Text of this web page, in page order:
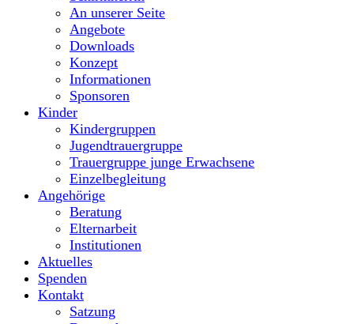
An unserer Seite
Angebote
Downloads
Konzept
Informationen
Sponsoren
Kinder
Kindergruppen
Jugendtrauergruppe
Trauergruppe junge Erwachsene
Einzelbegleitung
Angehörige
Beratung
Elternarbeit
Institutionen
Aktuelles
Spenden
Kontakt
Satzung